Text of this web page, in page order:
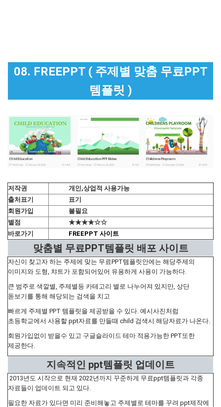
08. FREEPPT ( 주제별 맞춤 무료PPT
템플릿 )
저작권
개인,상업적 사용가능
출처표기
표기
회원가입
불필요
별점
★★★★☆☆
바로가기
FREEPPT 사이트
맞춤별 무료PPT템플릿 배포 사이트
자신이 찾고자 하는 주제에 맞는 무료PPT템플릿안에는 해당주제의
이미지와 도형, 챠트가 포함되어있어 유용하게 사용이 가능하다.
큰 범주로 색깔별, 주제별등 카테고리 별로 나누어져 있지만, 상단
돋보기를 통해 해당되는 검색을 치고
빠르게 주제별 PPT 템플릿을 제공받을 수 있다. 예시사진처럼
초등학교에서 사용할 ppt자료를 만들때 child 검색시 해당자료가 나온다.
회원가입없이 받을수 있고 구글슬라이드 테마 적용가능한 PPT또한
제공한다.
지속적인 ppt템플릿 업데이트
2013년도 시작으로 현재 2022년까지 꾸준하게 무료ppt템플릿과 각종
자료들이 업데이트 되고 있다.
필요한 자료가 있다면 미리 준비해놓고 주제별로 테마를 꾸려 ppt제작에